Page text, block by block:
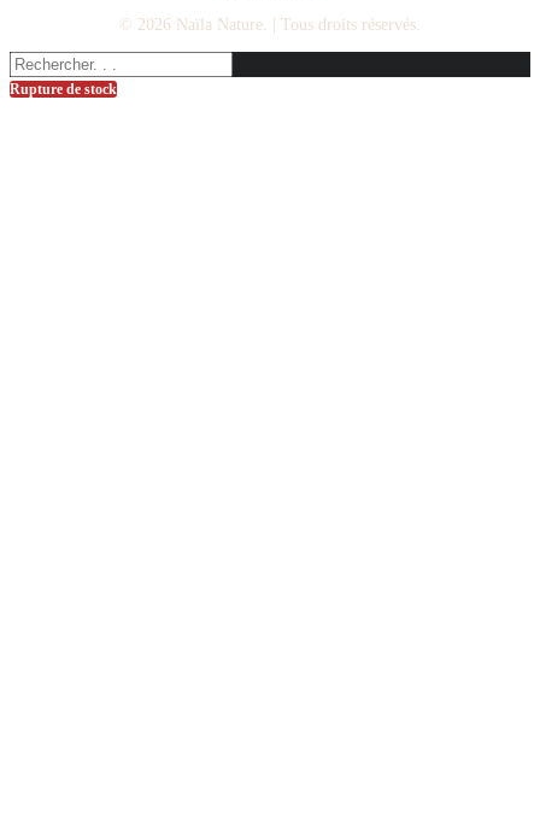
© 2026 Naïla Nature.
| Tous droits réservés.
Rupture de stock